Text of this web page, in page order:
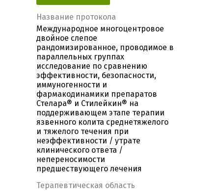
Название протокола
Международное многоцентровое
двойное слепое
рандомизированное, проводимое в
параллельных группах
исследование по сравнению
эффективности, безопасности,
иммуногенности и
фармакодинамики препаратов
Стелара® и Стилейкин® на
поддерживающем этапе терапии
язвенного колита среднетяжелого
и тяжелого течения при
неэффективности / утрате
клинического ответа /
непереносимости
предшествующего лечения
Терапевтическая область